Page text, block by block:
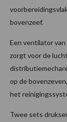
bovenzeef.
Een ventilator
zorgt voor de
op de
het
Twee sets